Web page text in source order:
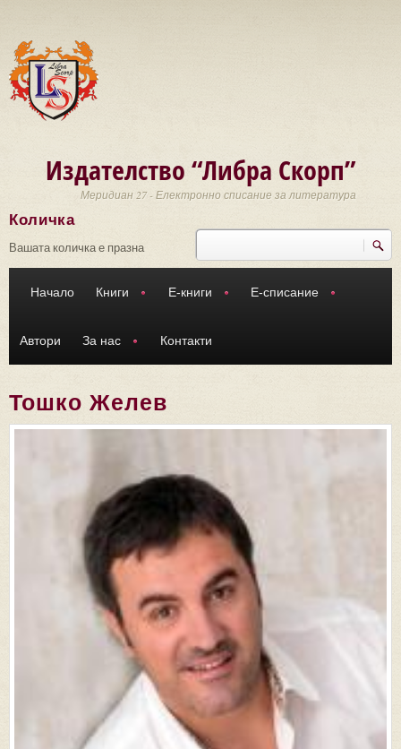
Издателство “Либра Скорп”
Меридиан 27 - Електронно списание за литература
Търси
Количка
Вашата количка е празна
Начало Книги Е-книги Е-списание
Автори За нас Контакти
Тошко Желев